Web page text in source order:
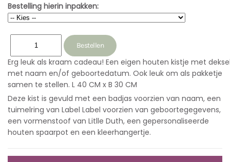
Bestelling hierin inpakken:
Erg leuk als kraam cadeau! Een eigen houten kistje met
met naam en/of geboortedatum. Ook leuk om als pakketje
samen te stellen. L 40 CM x B 30 CM
Deze kist is gevuld met een badjas voorzien van naam, een
tuimelring van Label Label voorzien van geboortegegevens,
een vormenstoof van Litlle Duth, een gepersonaliseerde
houten spaarpot en een kleerhangertje.